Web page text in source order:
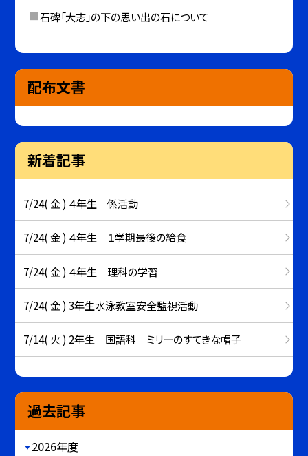
石碑「大志」の下の思い出の石について
配布文書
新着記事
7/24( 金 ) ４年生 係活動
7/24( 金 ) ４年生 １学期最後の給食
7/24( 金 ) ４年生 理科の学習
7/24( 金 ) 3年生水泳教室安全監視活動
7/14( 火 ) 2年生 国語科 ミリーのすてきな帽子
過去記事
2026年度